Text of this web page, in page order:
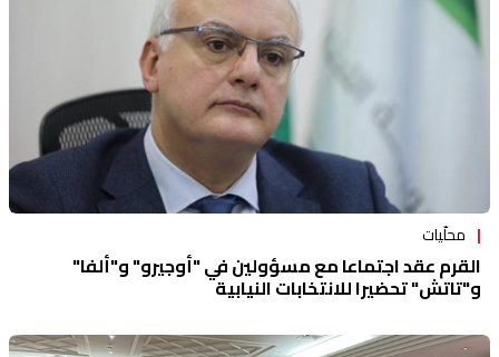
محلّيات
القرم عقد اجتماعا مع مسؤولين في "أوجيرو" و"ألفا"
و"تاتش" تحضيرا للانتخابات النيابية